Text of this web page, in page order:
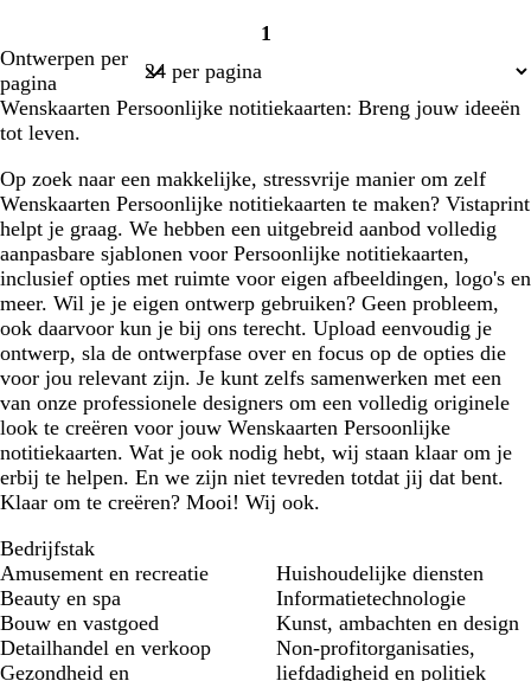
e
e
t
b
l
a
w
t
r
o
z
Pagina
1
Ontwerpen per
pagina
Wenskaarten Persoonlijke notitiekaarten: Breng jouw ideeën
tot leven.
Op zoek naar een makkelijke, stressvrije manier om zelf
Wenskaarten Persoonlijke notitiekaarten te maken? Vistaprint
helpt je graag. We hebben een uitgebreid aanbod volledig
aanpasbare sjablonen voor Persoonlijke notitiekaarten,
inclusief opties met ruimte voor eigen afbeeldingen, logo's en
meer. Wil je je eigen ontwerp gebruiken? Geen probleem,
ook daarvoor kun je bij ons terecht. Upload eenvoudig je
ontwerp, sla de ontwerpfase over en focus op de opties die
voor jou relevant zijn. Je kunt zelfs samenwerken met een
van onze professionele designers om een volledig originele
look te creëren voor jouw Wenskaarten Persoonlijke
notitiekaarten. Wat je ook nodig hebt, wij staan klaar om je
erbij te helpen. En we zijn niet tevreden totdat jij dat bent.
Klaar om te creëren? Mooi! Wij ook.
Bedrijfstak
Amusement en recreatie
Beauty en spa
Bouw en vastgoed
Detailhandel en verkoop
Gezondheid en
Huishoudelijke diensten
Informatietechnologie
Kunst, ambachten en design
Non-profitorganisaties,
liefdadigheid en politiek